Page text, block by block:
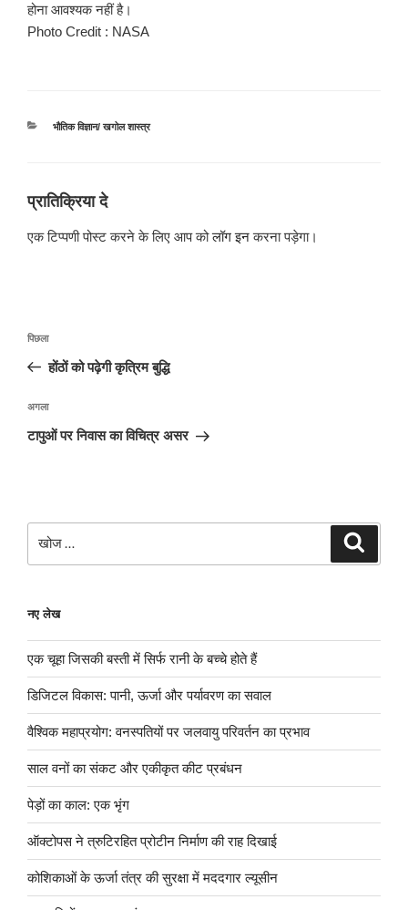
होना आवश्यक नहीं है।
Photo Credit : NASA
श्रेणियाँ
भौतिक विज्ञान/ खगोल शास्त्र
प्रातिक्रिया दे
एक टिप्पणी पोस्ट करने के लिए आप कोलॉग इनकरना पड़ेगा।
पोस्ट
पिछला
पोस्ट:
पिछला
होंठों को पढ़ेगी कृत्रिम बुद्धि
अगली
पोस्ट
अगला
टापुओं पर निवास का विचित्र असर
खोजे
नए लेख
एक चूहा जिसकी बस्ती में सिर्फ रानी के बच्चे होते हैं
डिजिटल विकास: पानी, ऊर्जा और पर्यावरण का सवाल
वैश्विक महाप्रयोग: वनस्पतियों पर जलवायु परिवर्तन का प्रभाव
साल वनों का संकट और एकीकृत कीट प्रबंधन
पेड़ों का काल: एक भृंग
ऑक्टोपस ने त्रुटिरहित प्रोटीन निर्माण की राह दिखाई
कोशिकाओं के ऊर्जा तंत्र की सुरक्षा में मददगार ल्यूसीन